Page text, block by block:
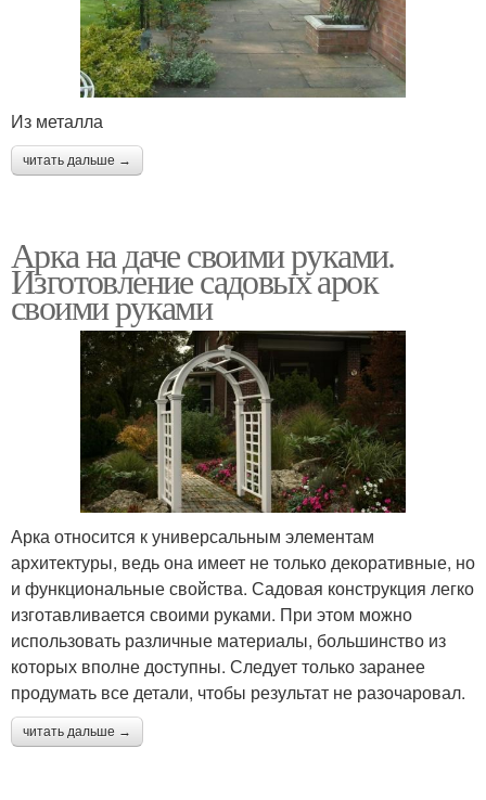
Из металла
читать дальше →
Арка на даче своими руками.
Изготовление садовых арок
своими руками
Арка относится к универсальным элементам
архитектуры, ведь она имеет не только декоративные, но
и функциональные свойства. Садовая конструкция легко
изготавливается своими руками. При этом можно
использовать различные материалы, большинство из
которых вполне доступны. Следует только заранее
продумать все детали, чтобы результат не разочаровал.
читать дальше →